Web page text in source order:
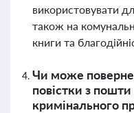
використовувати
також на
книги та
Чи може
повістки з
кримінального